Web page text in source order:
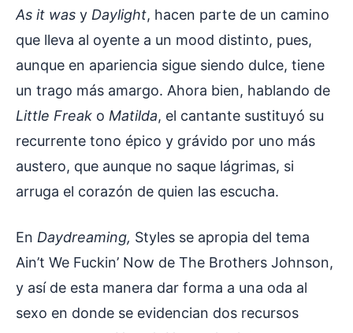
As it was y Daylight, hacen parte de un camino
que lleva al oyente a un mood distinto, pues,
aunque en apariencia sigue siendo dulce, tiene
un trago más amargo. Ahora bien, hablando de
Little Freak o Matilda, el cantante sustituyó su
recurrente tono épico y grávido por uno más
austero, que aunque no saque lágrimas, si
arruga el corazón de quien las escucha.
En Daydreaming, Styles se apropia del tema
Ain’t We Fuckin’ Now de The Brothers Johnson,
y así de esta manera dar forma a una oda al
sexo en donde se evidencian dos recursos